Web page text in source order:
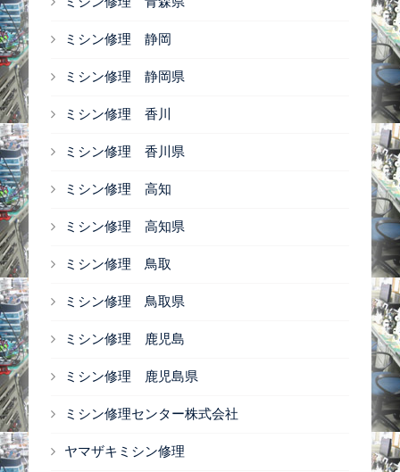
ミシン修理 静岡
ミシン修理 静岡県
ミシン修理 香川
ミシン修理 香川県
ミシン修理 高知
ミシン修理 高知県
ミシン修理 鳥取
ミシン修理 鳥取県
ミシン修理 鹿児島
ミシン修理 鹿児島県
ミシン修理センター株式会社
ヤマザキミシン修理